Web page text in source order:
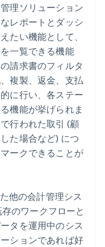
理ソリューション
レポートとダッシ
たい機能として、
一覧できる機能
請求書のフィルタ
複製、返金、支払
に行い、各ステー
機能が挙げられま
行われた取引 (顧
た場合など) につ
ークできることが
他の会計管理シス
のワークフローと
タを運用中のシス
ションであれば好